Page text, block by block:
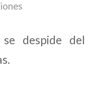
despide del